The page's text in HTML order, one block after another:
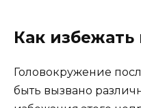
Как избежать
Головокружение
быть вызвано